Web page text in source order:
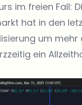
im freien Fall:
hat in den
um mehr
ein